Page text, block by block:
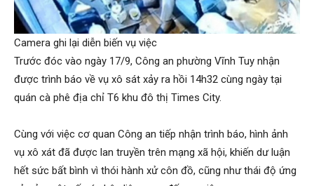
Camera ghi lại diễn biến vụ việc
Trước đóc vào ngày 17/9, Công an phường Vĩnh Tuy nhận
được trình báo về vụ xô sát xảy ra hồi 14h32 cùng ngày tại
quán cà phê địa chỉ T6 khu đô thị Times City.
Cùng với việc cơ quan Công an tiếp nhận trình báo, hình ảnh
vụ xô xát đã được lan truyền trên mạng xã hội, khiến dư luận
hết sức bất bình vì thói hành xử côn đồ, cũng như thái độ ứng